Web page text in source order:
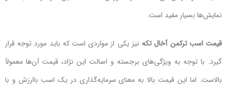
نمایش‌ها بسیار مفید است.
قیمت اسب ترکمن آخال تکه نیز یکی از مواردی است که باید مورد توجه قرار
گیرد. با توجه به ویژگی‌های برجسته و اصالت این نژاد، قیمت آن‌ها معمولاً
بالاست. اما این قیمت بالا به معنای سرمایه‌گذاری در یک اسب باارزش و با